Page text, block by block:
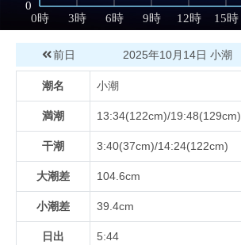
前日 2025年10月14日 小潮
潮名 小潮
満潮 13:34(122cm)/19:48(129cm)
干潮 3:40(37cm)/14:24(122cm)
大潮差 104.6cm
小潮差 39.4cm
日出 5:44